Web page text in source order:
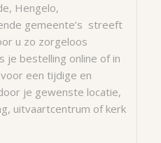
Hengelo,
gemeente’s streeft
u zo zorgeloos
je bestelling online of in
een tijdige en
je gewenste locatie,
uitvaartcentrum of kerk